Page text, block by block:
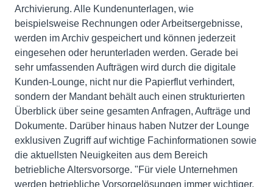
Archivierung. Alle Kundenunterlagen, wie
beispielsweise Rechnungen oder Arbeitsergebnisse,
werden im Archiv gespeichert und können jederzeit
eingesehen oder herunterladen werden. Gerade bei
sehr umfassenden Aufträgen wird durch die digitale
Kunden-Lounge, nicht nur die Papierflut verhindert,
sondern der Mandant behält auch einen strukturierten
Überblick über seine gesamten Anfragen, Aufträge und
Dokumente. Darüber hinaus haben Nutzer der Lounge
exklusiven Zugriff auf wichtige Fachinformationen sowie
die aktuellsten Neuigkeiten aus dem Bereich
betriebliche Altersvorsorge. "Für viele Unternehmen
werden betriebliche Vorsorgelösungen immer wichtiger.